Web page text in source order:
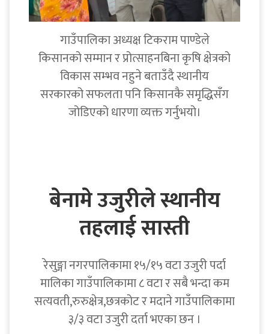
गाउँपालिका अध्यक्ष टिकराम पाण्डेले
किसानको सम्मान र प्रोत्साहनबिना कृषि क्षेत्रको
विकास सम्भव नहुने बताउँदै स्थानीय
सरकारको सफलता पनि किसानकै समृद्धिसँग
जोडिएको धारणा व्यक्त गर्नुभयो।
बेनामे उजुरीले स्थानीय
तहलाई सास्ती
रेसुङ्गा नगरपालिकामा १५/१५ वटा उजुरी पर्दा
मालिका गाउँपालिकामा ८ वटा र सबै भन्दा कम
सत्यवती,रुरुक्षेत्र,छत्रकोट र मदाने गाउँपालिकामा
३/३ वटा उजुरी दर्ता भएका छन ।